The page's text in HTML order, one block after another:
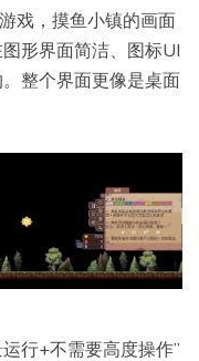
戏，摸鱼小镇的画面
形界面简洁、图标UI
整个界面更像是桌面
行+不需要高度操作”